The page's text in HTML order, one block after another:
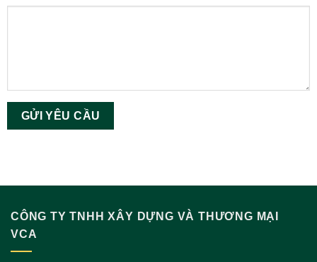
CÔNG TY TNHH XÂY DỰNG VÀ THƯƠNG MẠI
VCA